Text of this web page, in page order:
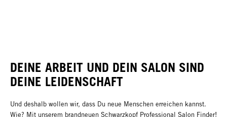
DEINE ARBEIT UND DEIN SALON SIND
DEINE LEIDENSCHAFT
Und deshalb wollen wir, dass Du neue Menschen erreichen kannst.
Wie? Mit unserem brandneuen Schwarzkopf Professional Salon Finder!